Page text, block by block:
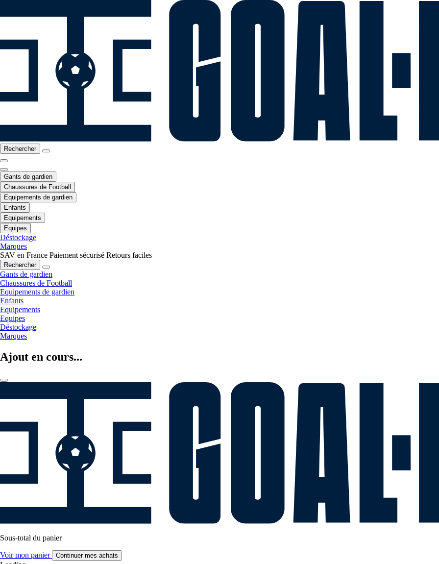
Rechercher
Gants de gardien
Chaussures de Football
Equipements de gardien
Enfants
Equipements
Equipes
Déstockage
Marques
SAV en France Paiement sécurisé Retours faciles
Rechercher
Gants de gardien
Chaussures de Football
Equipements de gardien
Enfants
Equipements
Equipes
Déstockage
Marques
Ajout en cours...
Sous-total du panier
Voir mon panier Continuer mes achats